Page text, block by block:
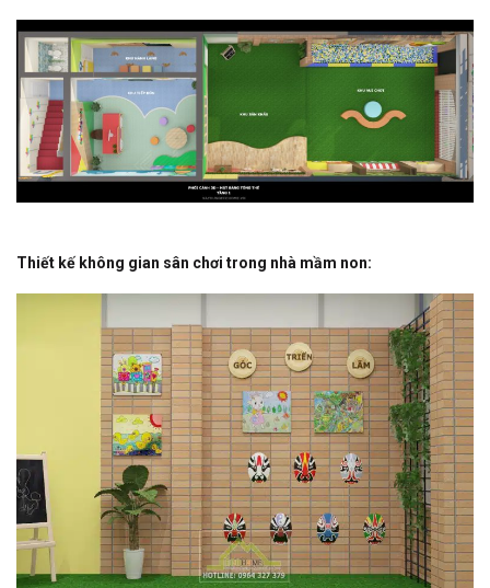
Thiết kế không gian sân chơi trong nhà mầm non: